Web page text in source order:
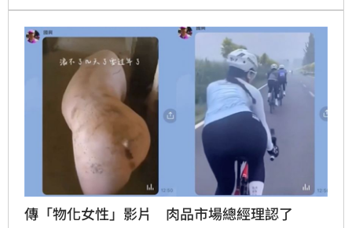
傳「物化女性」影片 肉品市場總經理認了